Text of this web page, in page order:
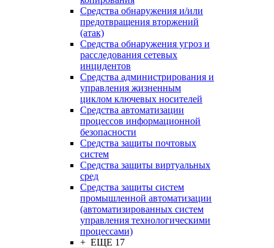
Средства обнаружения и/или
предотвращения вторжений
(атак)
Средства обнаружения угроз и
расследования сетевых
инцидентов
Средства администрирования и
управления жизненным
циклом ключевых носителей
Средства автоматизации
процессов информационной
безопасности
Средства защиты почтовых
систем
Средства защиты виртуальных
сред
Средства защиты систем
промышленной автоматизации
(автоматизированных систем
управления технологическими
процессами)
+ ЕЩЕ 17